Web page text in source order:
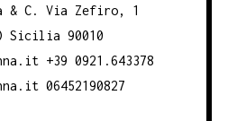
& C. Via Zefiro, 1
Sicilia 90010
+39 0921.643378
06452190827